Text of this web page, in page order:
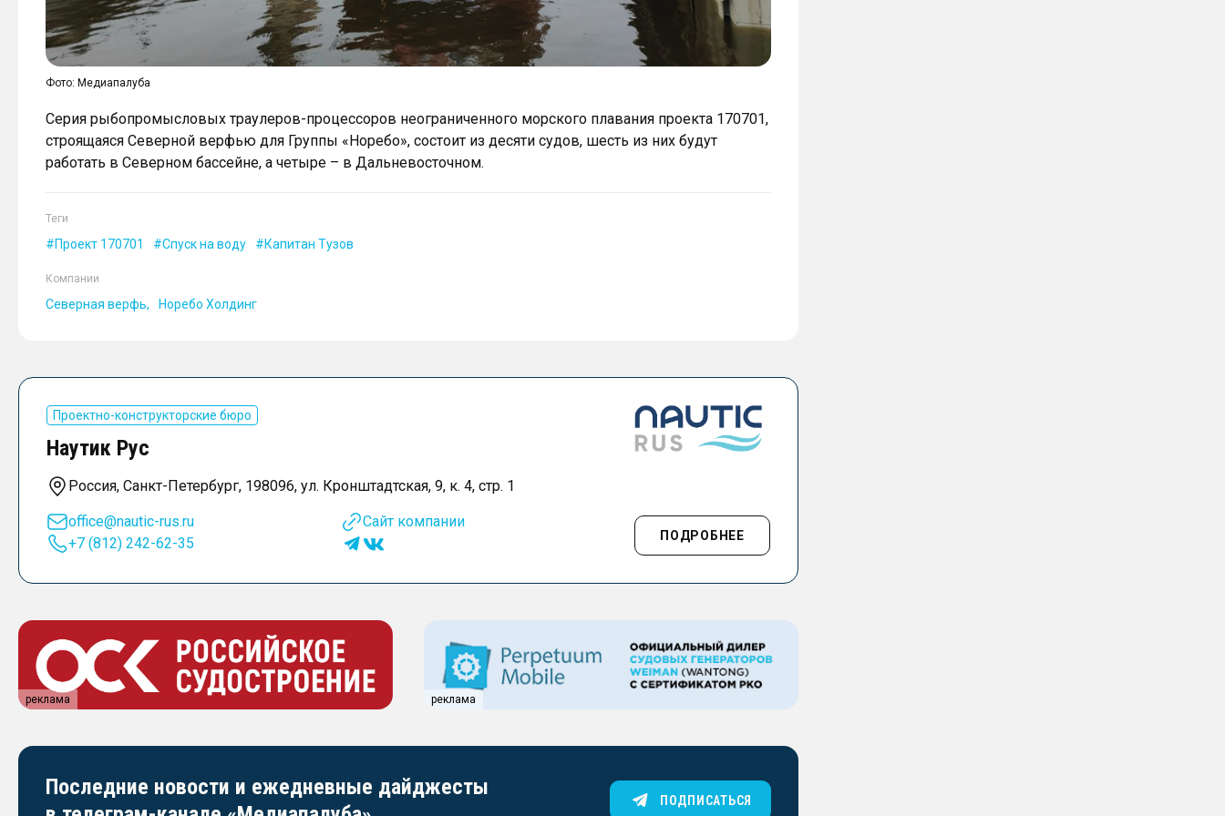
Фото: Медиапалуба
Серия рыбопромысловых траулеров-процессоров неограниченного морского плавания проекта 170701,
строящаяся Северной верфью для Группы «Норебо», состоит из десяти судов, шесть из них будут
работать в Северном бассейне, а четыре – в Дальневосточном.
Теги
Проект 170701 Спуск на воду Капитан Тузов
Компании
Северная верфь Норебо Холдинг
Проектно-конструкторские бюро
Наутик Рус
Россия, Санкт-Петербург, 198096, ул. Кронштадтская, 9, к. 4, стр. 1
office@nautic-rus.ru
+7 (812) 242-62-35
Сайт компании
ПОДРОБНЕЕ
реклама реклама
Последние новости и ежедневные дайджесты
ПОДПИСАТЬСЯ